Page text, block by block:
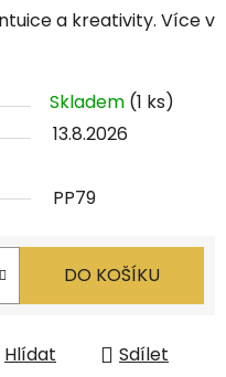
a kreativity. Více v
Skladem (1 ks)
13.8.2026
PP79
DO KOŠÍKU
Hlídat Sdílet